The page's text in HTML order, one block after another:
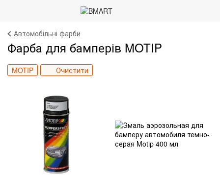
Автомобільні фарби
Фарба для бамперів MOTIP
MOTIP Очистити